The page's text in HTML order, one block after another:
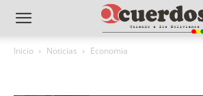
Inicio Noticias Economia